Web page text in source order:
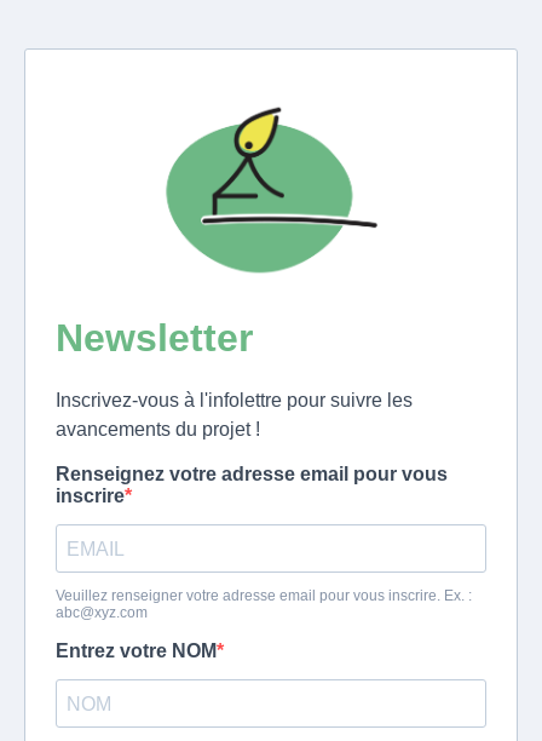
Newsletter
Inscrivez-vous à l'infolettre pour suivre les
avancements du projet !
Renseignez votre adresse email pour vous
inscrire
Veuillez renseigner votre adresse email pour vous inscrire. Ex. :
abc@xyz.com
Entrez votre NOM